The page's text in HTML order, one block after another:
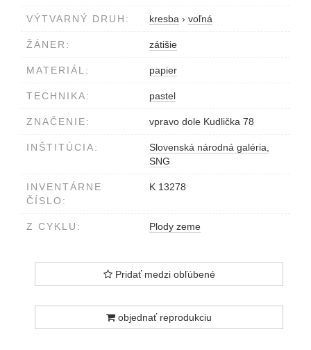
VÝTVARNÝ DRUH: kresba › voľná
ŽÁNER: zátišie
MATERIÁL: papier
TECHNIKA: pastel
ZNAČENIE: vpravo dole Kudlička 78
INŠTITÚCIA:
Slovenská národná galéria,
SNG
INVENTÁRNE
ČÍSLO:
K 13278
Z CYKLU: Plody zeme
Pridať medzi obľúbené
objednať reprodukciu